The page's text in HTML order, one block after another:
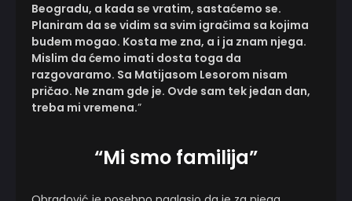
Beogradu, a kada se vratim, sastaćemo se.
Planiram da se vidim sa svim igračima sa kojima
budem mogao. Kosta me zna, a i ja znam njega.
Mislim da ćemo imati dosta toga da
razgovaramo. Sa Matijasom Lesorom nisam
pričao. Ne znam gde je. Ovde sam tek jedan dan,
treba mi vremena.”
“Mi smo familija”